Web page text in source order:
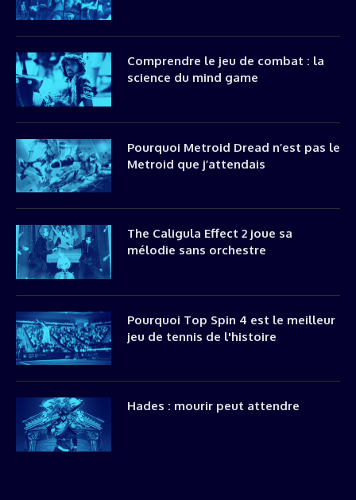
Comprendre le jeu de combat : la
science du mind game
Pourquoi Metroid Dread n’est pas le
Metroid que j’attendais
The Caligula Effect 2 joue sa
mélodie sans orchestre
Pourquoi Top Spin 4 est le meilleur
jeu de tennis de l'histoire
Hades : mourir peut attendre